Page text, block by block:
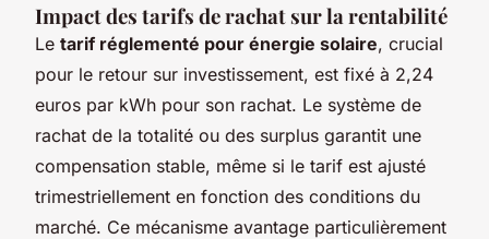
Impact des tarifs de rachat sur la rentabilité
Le tarif réglementé pour énergie solaire, crucial
pour le retour sur investissement, est fixé à 2,24
euros par kWh pour son rachat. Le système de
rachat de la totalité ou des surplus garantit une
compensation stable, même si le tarif est ajusté
trimestriellement en fonction des conditions du
marché. Ce mécanisme avantage particulièrement